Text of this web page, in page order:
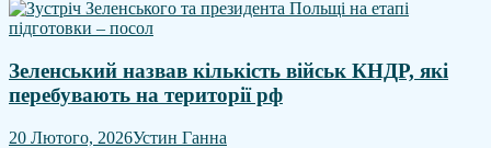
Зеленський назвав кількість військ КНДР, які
перебувають на території рф
20 Лютого, 2026Устин Ганна